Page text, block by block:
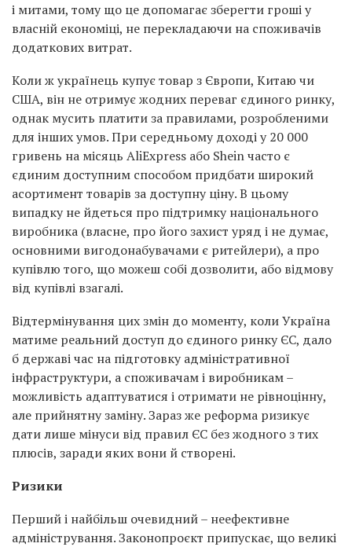
і митами, тому що це допомагає зберегти гроші у
власній економіці, не перекладаючи на споживачів
додаткових витрат.
Коли ж українець купує товар з Європи, Китаю чи
США, він не отримує жодних переваг єдиного ринку,
однак мусить платити за правилами, розробленими
для інших умов. При середньому доході у 20 000
гривень на місяць AliExpress або Shein часто є
єдиним доступним способом придбати широкий
асортимент товарів за доступну ціну. В цьому
випадку не йдеться про підтримку національного
виробника (власне, про його захист уряд і не думає,
основними вигодонабувачами є ритейлери), а про
купівлю того, що можеш собі дозволити, або відмову
від купівлі взагалі.
Відтермінування цих змін до моменту, коли Україна
матиме реальний доступ до єдиного ринку ЄС, дало
б державі час на підготовку адміністративної
інфраструктури, а споживачам і виробникам –
можливість адаптуватися і отримати не рівноцінну,
але прийнятну заміну. Зараз же реформа ризикує
дати лише мінуси від правил ЄС без жодного з тих
плюсів, заради яких вони й створені.
Ризики
Перший і найбільш очевидний – неефективне
адміністрування. Законопроєкт припускає, що великі